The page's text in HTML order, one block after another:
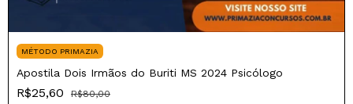
MÉTODO PRIMAZIA
Apostila Dois Irmãos do Buriti MS 2024 Psicólogo
R$25,60
R$80,00